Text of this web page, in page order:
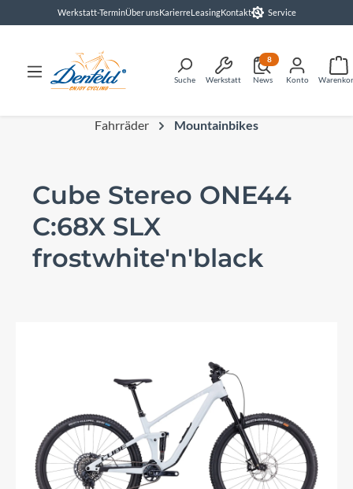
springenWerkstatt-TerminÜber unsKarierreLeasingKontakt Service
Suche Werkstatt News
8
Konto
Fahrräder Mountainbikes
Cube Stereo ONE44
C:68X SLX
frostwhite'n'black